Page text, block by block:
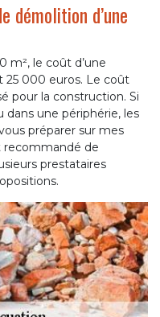
démolition d’une
m², le coût d’une
000 euros. Le coût
pour la construction. Si
une périphérie, les
préparer sur mes
recommandé de
prestataires